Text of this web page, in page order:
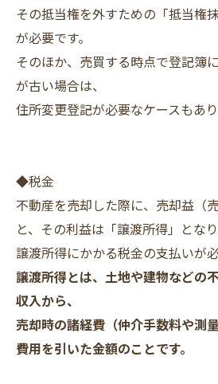
その抵当権を外すための「抵当権
が必要です。
そのほか、売買する時点で登記簿
が古い場合は、
住所変更登記が必要なケースもあり
◆税金
不動産を売却した際に、売却益（
と、その利益は「譲渡所得」となり
譲渡所得にかかる税金の支払いが
譲渡所得とは、土地や建物などの
収入から、
売却時の諸経費（仲介手数料や測
費用を引いた金額のことです。